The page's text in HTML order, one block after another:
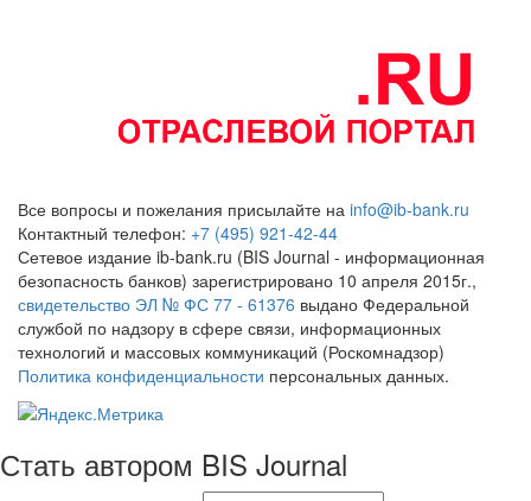
Все вопросы и пожелания присылайте на info@ib-bank.ru
Контактный телефон: +7 (495) 921-42-44
Сетевое издание ib-bank.ru (BIS Journal - информационная
безопасность банков) зарегистрировано 10 апреля 2015г.,
свидетельство ЭЛ № ФС 77 - 61376 выдано Федеральной
службой по надзору в сфере связи, информационных
технологий и массовых коммуникаций (Роскомнадзор)
Политика конфиденциальности персональных данных.
Стать автором BIS Journal